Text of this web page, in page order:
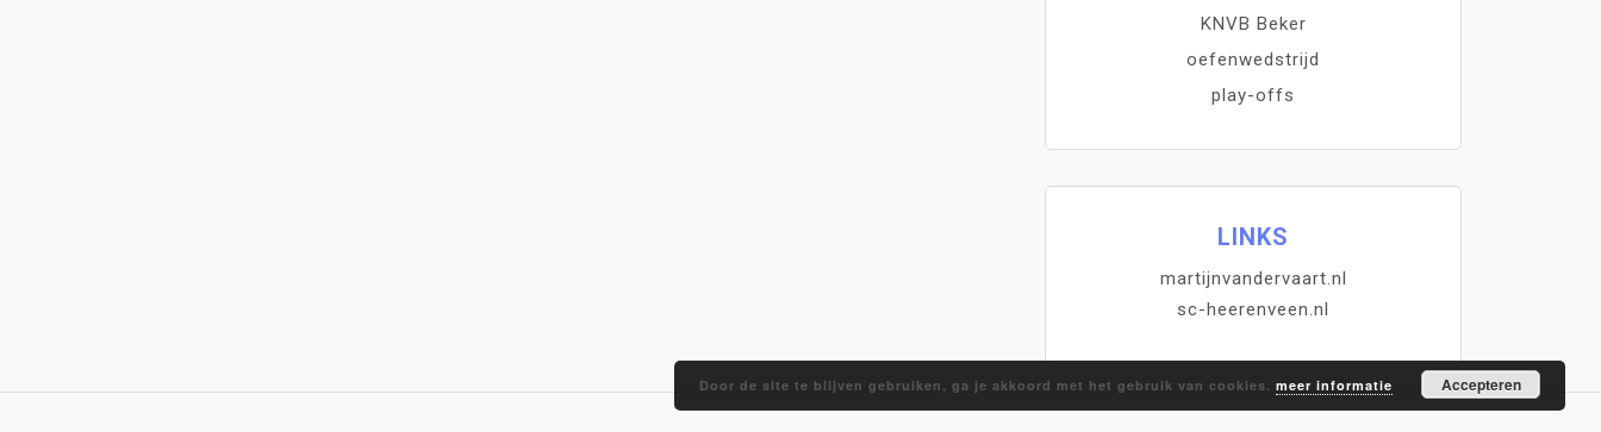
KNVB Beker
oefenwedstrijd
play-offs
LINKS
martijnvandervaart.nl
sc-heerenveen.nl
Door de site te blijven gebruiken, ga je akkoord met het gebruik van cookies. meer informatie Accepteren